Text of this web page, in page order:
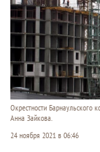
Окрестности Барнаульского
Анна Зайкова.
24 ноября 2021 в 06:46